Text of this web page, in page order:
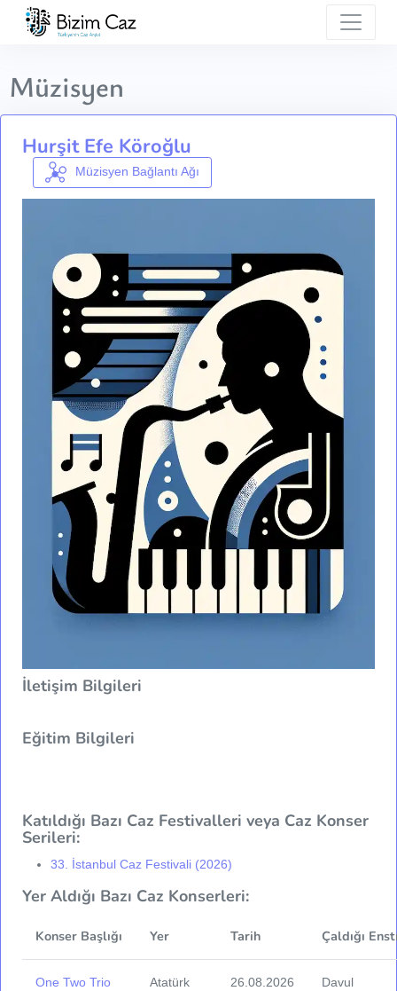
Müzisyen
Hurşit Efe Köroğlu
Müzisyen Bağlantı Ağı
İletişim Bilgileri
Eğitim Bilgileri
Katıldığı Bazı Caz Festivalleri veya Caz Konser
Serileri:
33. İstanbul Caz Festivali (2026)
Yer Aldığı Bazı Caz Konserleri:
Konser Başlığı Yer Tarih Çaldığı
One Two Trio
Atatürk
26.08.2026 Davul